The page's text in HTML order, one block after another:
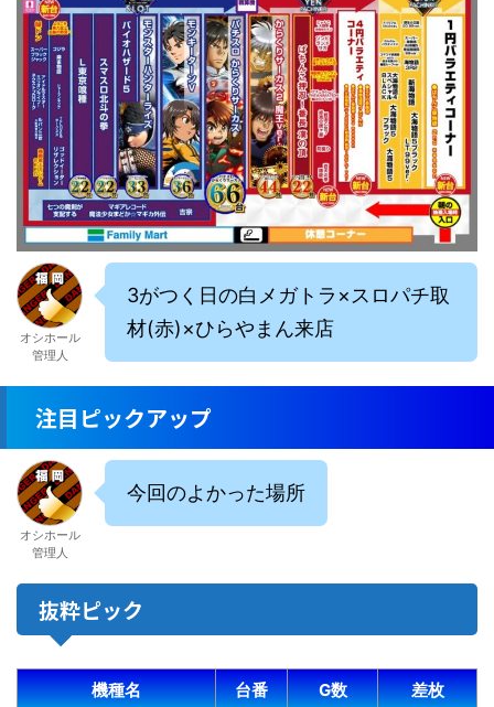
オシホール
管理人
3がつく日の白メガトラ×スロパチ取
材(赤)×ひらやまん来店
注目ピックアップ
オシホール
管理人
今回のよかった場所
抜粋ピック
機種名 台番 G数 差枚